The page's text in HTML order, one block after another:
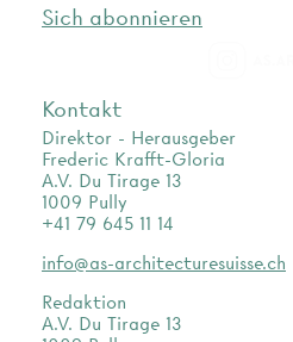
Sich abonnieren
Kontakt
Direktor - Herausgeber
Frederic Krafft-Gloria
A.V. Du Tirage 13
1009 Pully
+41 79 645 11 14
info@as-architecturesuisse.ch
Redaktion
A.V. Du Tirage 13